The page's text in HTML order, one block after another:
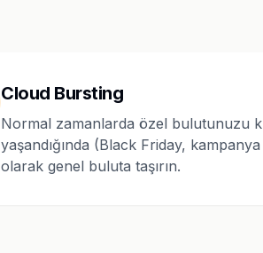
Cloud Bursting
Normal zamanlarda özel bulutunuzu
yaşandığında (Black Friday,
olarak genel buluta taşırın.